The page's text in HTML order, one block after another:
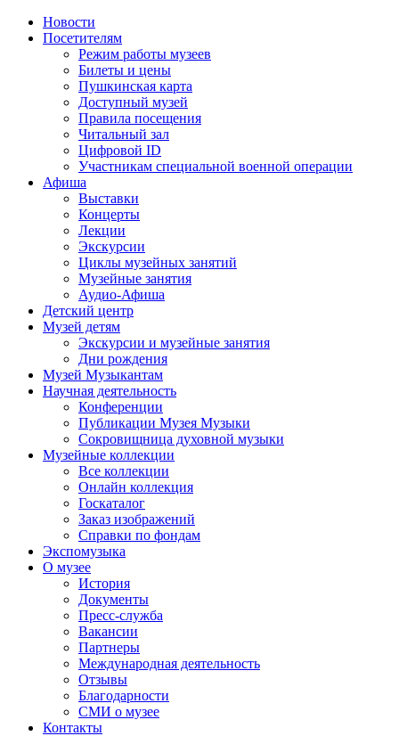
Новости
Посетителям
Режим работы музеев
Билеты и цены
Пушкинская карта
Доступный музей
Правила посещения
Читальный зал
Цифровой ID
Участникам специальной военной операции
Афиша
Выставки
Концерты
Лекции
Экскурсии
Циклы музейных занятий
Музейные занятия
Аудио-Афиша
Детский центр
Музей детям
Экскурсии и музейные занятия
Дни рождения
Музей Музыкантам
Научная деятельность
Конференции
Публикации Музея Музыки
Сокровищница духовной музыки
Музейные коллекции
Все коллекции
Онлайн коллекция
Госкаталог
Заказ изображений
Справки по фондам
Экспомузыка
О музее
История
Документы
Пресс-служба
Вакансии
Партнеры
Международная деятельность
Отзывы
Благодарности
СМИ о музее
Контакты